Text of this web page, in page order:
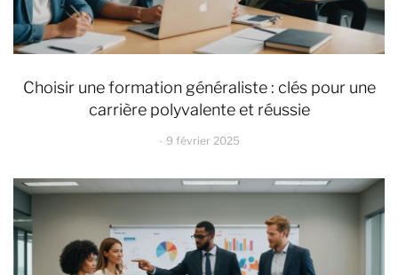
Choisir une formation généraliste : clés pour une
carrière polyvalente et réussie
9 février 2025